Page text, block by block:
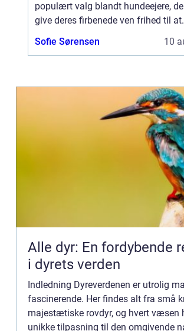
populært valg blandt hundeejere,
give deres firbenede ven frihed til
Sofie Sørensen
10
Alle dyr: En fordybende
i dyrets verden
Indledning Dyreverdenen er utrolig
fascinerende. Her findes alt fra små
majestætiske rovdyr, og hvert væsen
unikke tilpasning til den omgivende